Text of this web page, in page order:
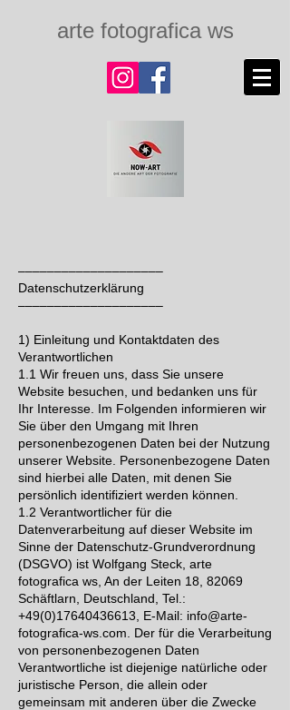
arte fotografica ws
––––––––––––––––––––
Datenschutzerklärung
––––––––––––––––––––
1) Einleitung und Kontaktdaten des
Verantwortlichen
1.1 Wir freuen uns, dass Sie unsere
Website besuchen, und bedanken uns für
Ihr Interesse. Im Folgenden informieren wir
Sie über den Umgang mit Ihren
personenbezogenen Daten bei der Nutzung
unserer Website. Personenbezogene Daten
sind hierbei alle Daten, mit denen Sie
persönlich identifiziert werden können.
1.2 Verantwortlicher für die
Datenverarbeitung auf dieser Website im
Sinne der Datenschutz-Grundverordnung
(DSGVO) ist Wolfgang Steck, arte
fotografica ws, An der Leiten 18, 82069
Schäftlarn, Deutschland, Tel.:
+49(0)17640436613, E-Mail: info@arte-
fotografica-ws.com. Der für die Verarbeitung
von personenbezogenen Daten
Verantwortliche ist diejenige natürliche oder
juristische Person, die allein oder
gemeinsam mit anderen über die Zwecke